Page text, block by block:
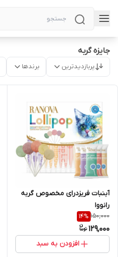
جایزه گربه
پربازدیدترین برندها
آبنبات فریزدرای مخصوص گربه
رانووا
150,000
14%
129,000
افزودن به سبد